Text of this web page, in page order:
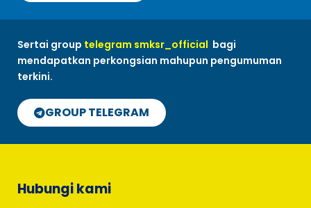
Sertai group telegram smksr_official bagi
mendapatkan perkongsian mahupun pengumuman
terkini.
GROUP TELEGRAM
Hubungi kami